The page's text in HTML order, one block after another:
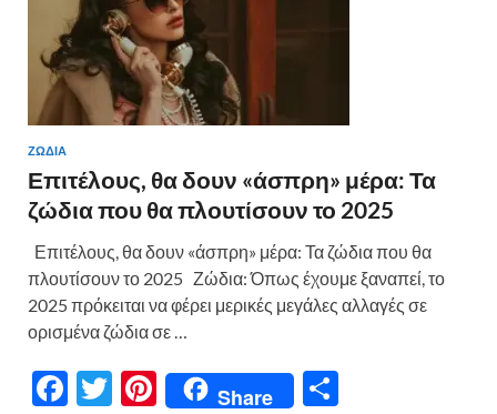
ΖΩΔΙΑ
Επιτέλους, θα δουν «άσπρη» μέρα: Τα
ζώδια που θα πλουτίσουν το 2025
Επιτέλους, θα δουν «άσπρη» μέρα: Τα ζώδια που θα
πλουτίσουν το 2025 Ζώδια: Όπως έχουμε ξαναπεί, το
2025 πρόκειται να φέρει μερικές μεγάλες αλλαγές σε
ορισμένα ζώδια σε …
F
T
Pi
Share